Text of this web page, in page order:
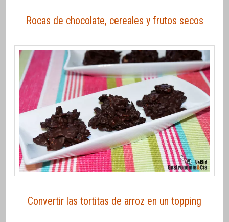
Rocas de chocolate, cereales y frutos secos
Convertir las tortitas de arroz en un topping